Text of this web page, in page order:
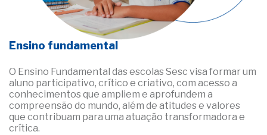
Ensino fundamental
O Ensino Fundamental das escolas Sesc visa formar um
aluno participativo, crítico e criativo, com acesso a
conhecimentos que ampliem e aprofundem a
compreensão do mundo, além de atitudes e valores
que contribuam para uma atuação transformadora e
crítica.